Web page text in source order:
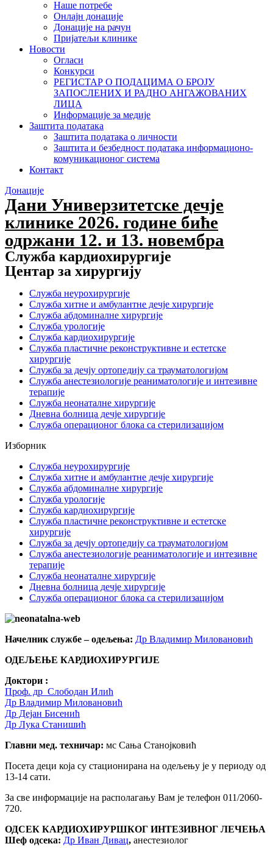
Наше потребе
Онлајн донације
Донације на рачун
Пријатељи клинике
Новости
Огласи
Конкурси
РЕГИСТАР О ПОДАЦИМА О БРОЈУ
ЗАПОСЛЕНИХ И РАДНО АНГАЖОВАНИХ
ЛИЦА
Информације за медије
Заштита података
Заштита података о личности
Заштита и безбедност података информационо-
комуникационог система
Контакт
Донације
Дани Универзитетске дечје
клинике 2026. године биће
одржани 12. и 13. новембра
Служба кардиохирургије
Центар за хирургију
Служба неурохирургије
Служба хитне и амбулантне дечје хирургије
Служба абдоминалне хирургије
Служба урологије
Служба кардиохирургије
Служба пластичне реконструктивне и естетске
хирургије
Служба за дечју ортопедију са трауматологијом
Служба анестезиологије реаниматологије и интезивне
терапије
Служба неонаталне хирургије
Дневна болница дечје хирургије
Служба операционог блока са стерилизацијом
Изборник
Служба неурохирургије
Служба хитне и амбулантне дечје хирургије
Служба абдоминалне хирургије
Служба урологије
Служба кардиохирургије
Служба пластичне реконструктивне и естетске
хирургије
Служба за дечју ортопедију са трауматологијом
Служба анестезиологије реаниматологије и интезивне
терапије
Служба неонаталне хирургије
Дневна болница дечје хирургије
Служба операционог блока са стерилизацијом
Начелник службе – одељења: Др Владимир Миловановић
ОДЕЉЕЊЕ КАРДИОХИРУРГИЈЕ
Доктори :
Проф. др Слободан Илић
Др Владимир Миловановић
Др Дејан Бисенић
Др Лука Станишић
Главни мед. техничар: мс Сања Станојковић
Посета деци која су стационирана на одељењу је у периоду од
13-14 сати.
За све информације на располагању Вам је телефон 011/2060-
720.
ОДСЕК КАРДИОХИРУРШКОГ ИНТЕЗИВНОГ ЛЕЧЕЊА
Шеф одсека: Др Иван Дивац, анестезиолог